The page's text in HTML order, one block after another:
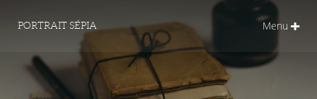
PORTRAIT SÉPIA Menu